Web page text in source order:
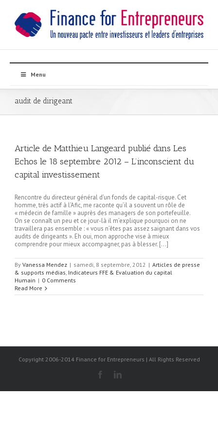
Menu
audit de dirigeant
Article de Matthieu Langeard publié dans Les
Echos le 18 septembre 2012 – L’inconscient du
capital investissement
Rencontre du directeur général d’un fonds de capital-risque. Cet
homme, très actif à l’Afic, me raconte qu’il a souvent un rôle de
« médecin de famille » auprès des managers de son portefeuille.
On se connaît un peu et ce jour-là il m’explique pourquoi on ne
travaillera pas ensemble : « vous n’êtes pas assez saignant dans vos
audits de dirigeants ». Eh oui, mon approche vise à mieux
comprendre pour mieux accompagner, pas à blesser. […]
By Vanessa Mendez | samedi, 8 septembre, 2012 | Articles de presse
& supports médias, Indicateurs FFE & Evaluation du capital
Humain | 0 Comments
Read More
Copyright 2006-2014 Finance for Entrepreneurs | All Rights Reserved